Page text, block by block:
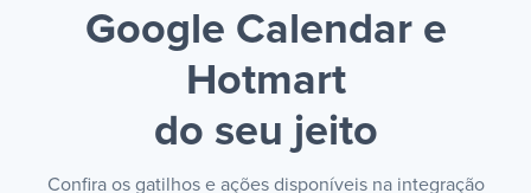
Google Calendar e
Hotmart
do seu jeito
Confira os gatilhos e ações disponíveis na integração